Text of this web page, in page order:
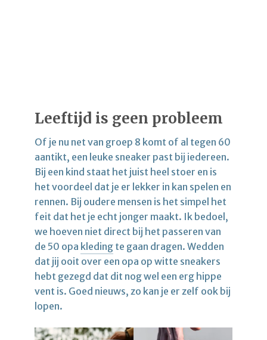
Leeftijd is geen probleem
Of je nu net van groep 8 komt of al tegen 60
aantikt, een leuke sneaker past bij iedereen.
Bij een kind staat het juist heel stoer en is
het voordeel dat je er lekker in kan spelen en
rennen. Bij oudere mensen is het simpel het
feit dat het je echt jonger maakt. Ik bedoel,
we hoeven niet direct bij het passeren van
de 50 opa kleding te gaan dragen. Wedden
dat jij ooit over een opa op witte sneakers
hebt gezegd dat dit nog wel een erg hippe
vent is. Goed nieuws, zo kan je er zelf ook bij
lopen.